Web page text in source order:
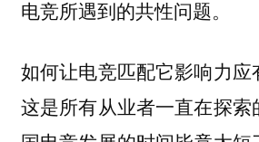
电竞所遇到的共性问题。
如何让电竞匹配它影响力应
这是所有从业者一直在探索